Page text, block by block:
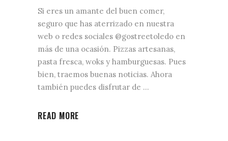
Si eres un amante del buen comer,
seguro que has aterrizado en nuestra
web o redes sociales @gostreetoledo en
más de una ocasión. Pizzas artesanas,
pasta fresca, woks y hamburguesas. Pues
bien, traemos buenas noticias. Ahora
también puedes disfrutar de
READ MORE